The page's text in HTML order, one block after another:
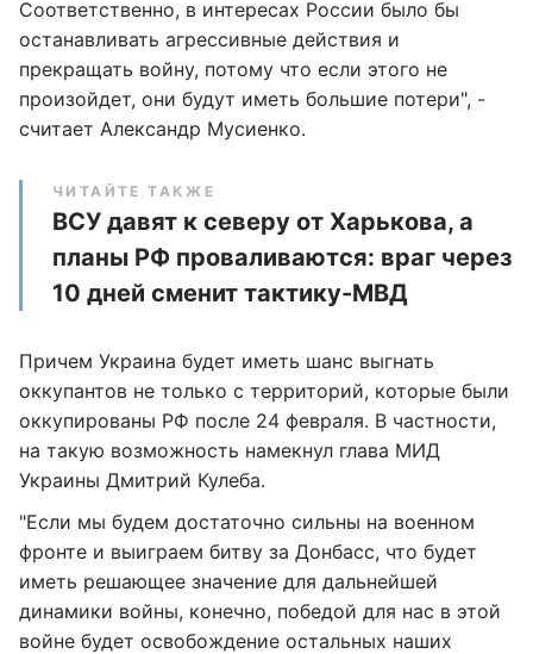
Соответственно, в интересах России было бы
останавливать агрессивные действия и
прекращать войну, потому что если этого не
произойдет, они будут иметь большие потери", -
считает Александр Мусиенко.
ЧИТАЙТЕ ТАКЖЕ
ВСУ давят к северу от Харькова, а
планы РФ проваливаются: враг через
10 дней сменит тактику-МВД
Причем Украина будет иметь шанс выгнать
оккупантов не только с территорий, которые были
оккупированы РФ после 24 февраля. В частности,
на такую возможность намекнул глава МИД
Украины Дмитрий Кулеба.
"Если мы будем достаточно сильны на военном
фронте и выиграем битву за Донбасс, что будет
иметь решающее значение для дальнейшей
динамики войны, конечно, победой для нас в этой
войне будет освобождение остальных наших